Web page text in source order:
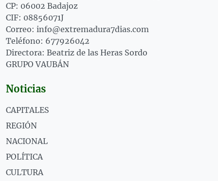
CP: 06002 Badajoz
CIF: 08856071J
Correo: info@extremadura7dias.com
Teléfono: 677926042
Directora: Beatriz de las Heras Sordo
GRUPO VAUBÁN
Noticias
CAPITALES
REGIÓN
NACIONAL
POLÍTICA
CULTURA